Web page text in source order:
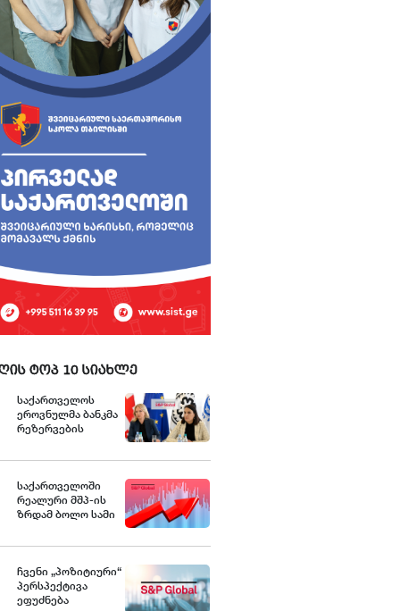
ტოპ 10 სიახლე
საქართველოს
ეროვნულმა ბანკმა
რეზერვების
დაგროვება
ივლისში
რეკორდულ
ნიშნულს $7.1
- S&P
საქართველოში
რეალური მშპ-ის
ზრდამ ბოლო სამი
განმავლობაში
შეადგინა, რაც
მსოფლიოში ერთ-
ერთი ყველაზე
ჩვენი „პოზიტიური“
პერსპექტივა
ეფუძნება